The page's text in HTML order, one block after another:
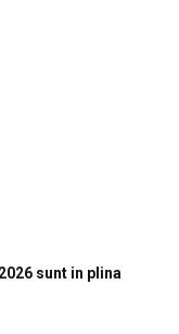
sunt in plina